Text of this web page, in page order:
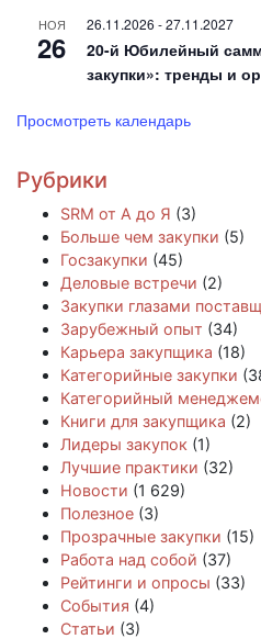
НОЯ
26
26.11.2026 -27.11.2027
20-й Юбилейный
закупки»: тренды и
Просмотреть календарь
Рубрики
SRM от А до Я (3)
Больше чем закупки (5)
Госзакупки (45)
Деловые встречи (2)
Закупки глазами
Зарубежный опыт (34)
Карьера закупщика (18)
Категорийные закупки
Категорийный
Книги для закупщика (2)
Лидеры закупок (1)
Лучшие практики (32)
Новости (1 629)
Полезное (3)
Прозрачные закупки (15)
Работа над собой (37)
Рейтинги и опросы (33)
События (4)
Статьи (3)